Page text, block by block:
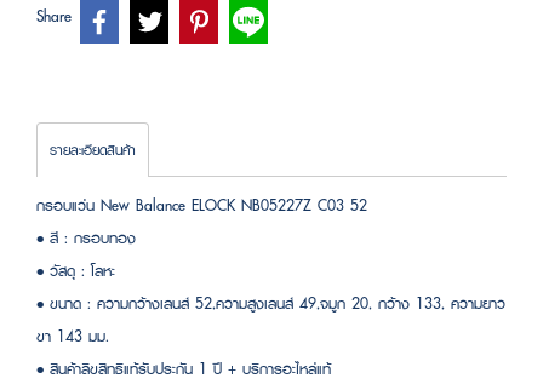
Share
รายละเอียดสินค้า
กรอบแว่น New Balance ELOCK NB05227Z C03 52
• สี : กรอบทอง
• วัสดุ : โลหะ
• ขนาด : ความกว้างเลนส์ 52,ความสูงเลนส์ 49,จมูก 20, กว้าง 133, ความยาว
ขา 143 มม.
• สินค้าลิขสิทธิแท้รับประกัน 1 ปี + บริการอะไหล่แท้